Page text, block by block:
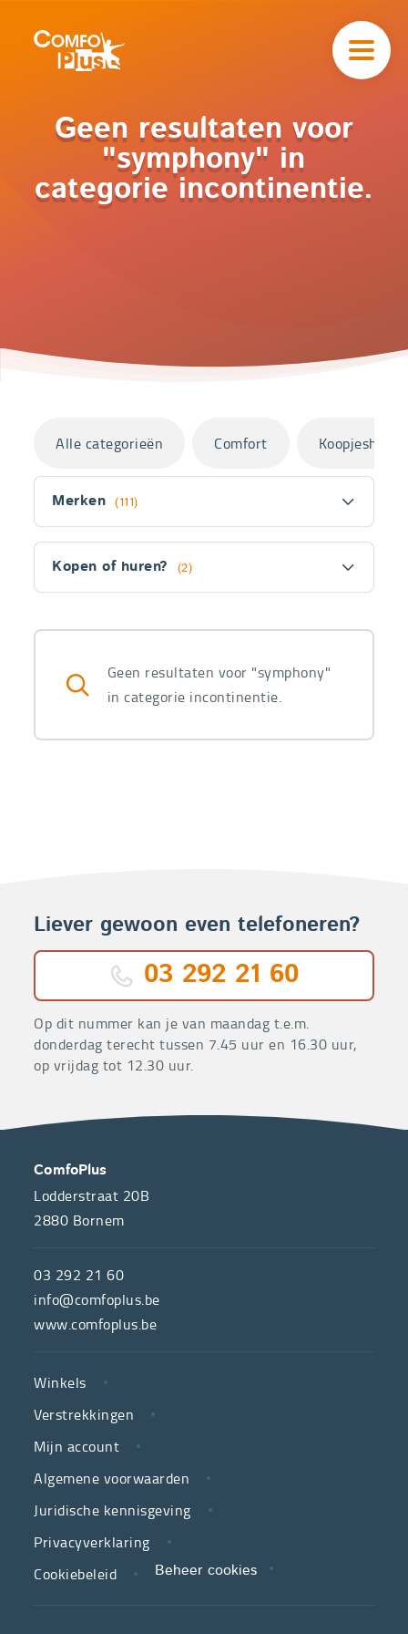
Home
Catalogus
Incontinentie
Geen resultaten voor
"symphony" in
categorie incontinentie.
navigatieComfoPlus
section
Filter
Merken (111)
Kopen of huren? (2)
Alle categorieën Comfort Koopjeshoek
Producten
Geen resultaten voor "symphony"
in categorie incontinentie.
Liever gewoon even telefoneren?
03 292 21 60
Op dit nummer kan je van maandag t.e.m.
donderdag terecht tussen 7.45 uur en 16.30 uur,
op vrijdag tot 12.30 uur.
OVER
ONS
de
hulpmiddelenwinkel
van
neutrale
ziekenfondsen,
is
partner
in
zorg.
We
CONTACT
ComfoPlus
Lodderstraat 20B
2880 Bornem
03 292 21 60
info@comfoplus.be
www.comfoplus.be
LINKS
Winkels
Verstrekkingen
Mijn account
Algemene voorwaarden
Juridische kennisgeving
Privacyverklaring
Cookiebeleid
Beheer cookies